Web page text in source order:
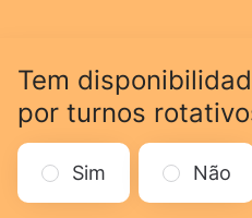
Tem
por turnos
Sim Não